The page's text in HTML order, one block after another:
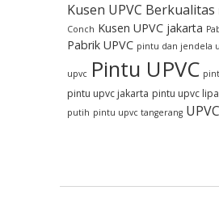
Kusen UPVC Berkualitas
Conch Kusen UPVC jakarta
Pabrik UPVC pintu dan jendela
upvc Pintu UPVC
pintu upvc jakarta pintu upvc
putih pintu upvc tangerang UPVC